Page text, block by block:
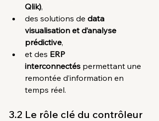
Qlik),
des solutions de data
visualisation et d’analyse
prédictive,
et des ERP
interconnectés permettant une
remontée d’information en
temps réel.
3.2 Le rôle clé du contrôleur